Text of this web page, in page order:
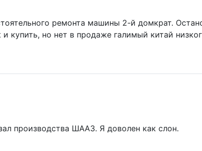
ремонта машины 2-й домкрат.
купить, но нет в продаже галимый китай
производства ШААЗ. Я доволен как слон.